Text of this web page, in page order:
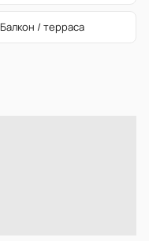
Балкон / терраса